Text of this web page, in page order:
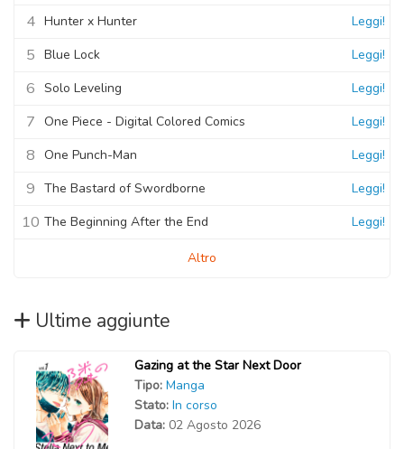
4 Hunter x Hunter Leggi!
5 Blue Lock Leggi!
6 Solo Leveling Leggi!
7 One Piece - Digital Colored Comics Leggi!
8 One Punch-Man Leggi!
9 The Bastard of Swordborne Leggi!
10 The Beginning After the End Leggi!
Altro
Ultime aggiunte
Gazing at the Star Next Door
Tipo: Manga
Stato: In corso
Data: 02 Agosto 2026